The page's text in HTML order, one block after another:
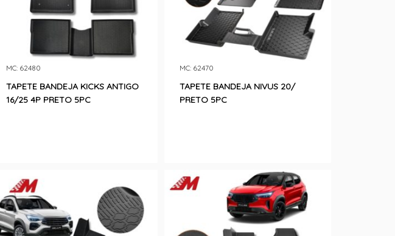
TAPETE BANDEJA KICKS ANTIGO
16/25 4P PRETO 5PC
MC: 62480
TAPETE BANDEJA NIVUS 20/
PRETO 5PC
MC: 62470